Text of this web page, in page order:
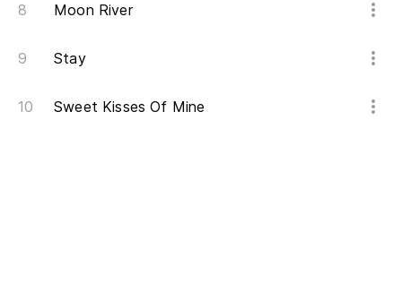
Moon River
Stay
Sweet Kisses Of Mine